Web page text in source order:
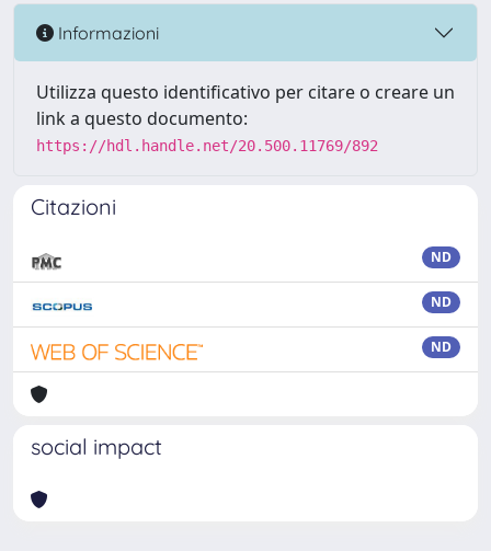
Informazioni
Utilizza questo identificativo per citare o creare un
link a questo documento:
https://hdl.handle.net/20.500.11769/892
Citazioni
ND
ND
ND
social impact